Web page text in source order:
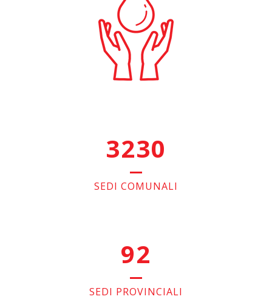
3230
SEDI COMUNALI
92
SEDI PROVINCIALI